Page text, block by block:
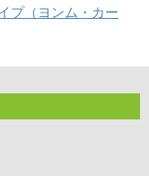
プ（ヨンム・カー